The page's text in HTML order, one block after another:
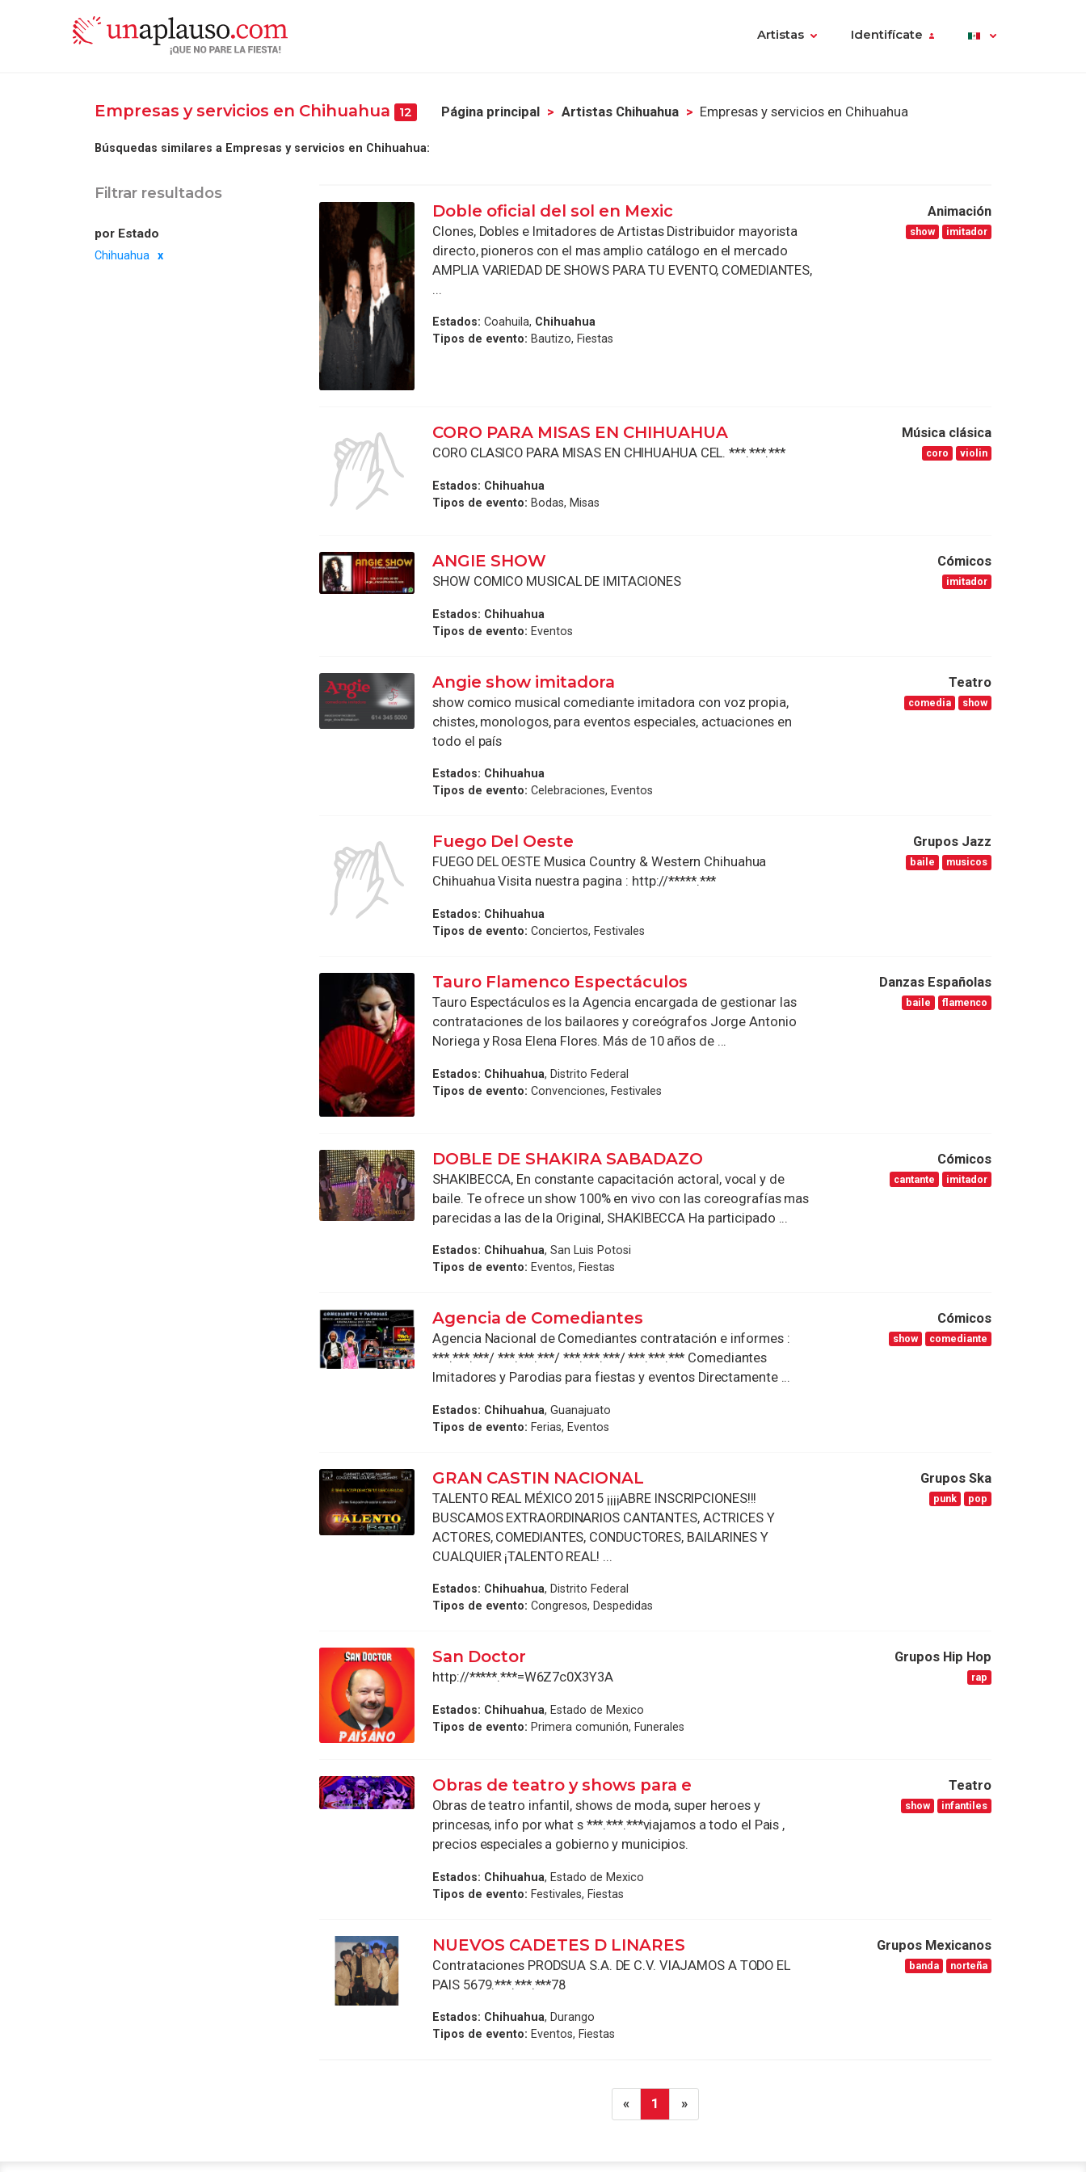
Artistas Identifícate
Empresas y servicios en Chihuahua 12 Página principal Artistas Chihuahua Empresas y servicios en Chihuahua
Búsquedas similares a Empresas y servicios en Chihuahua:
Filtrar resultados
por Estado
Chihuahua
Doble oficial del sol en Mexic
Clones, Dobles e Imitadores de Artistas Distribuidor mayorista
directo, pioneros con el mas amplio catálogo en el mercado
AMPLIA VARIEDAD DE SHOWS PARA TU EVENTO, COMEDIANTES,
...
Estados: Coahuila, Chihuahua
Tipos de evento: Bautizo, Fiestas
Animación
show imitador
CORO PARA MISAS EN CHIHUAHUA
CORO CLASICO PARA MISAS EN CHIHUAHUA CEL. ***.***.***
Estados: Chihuahua
Tipos de evento: Bodas, Misas
Música clásica
coro violin
ANGIE SHOW
SHOW COMICO MUSICAL DE IMITACIONES
Estados: Chihuahua
Tipos de evento: Eventos
Cómicos
imitador
Angie show imitadora
show comico musical comediante imitadora con voz propia,
chistes, monologos, para eventos especiales, actuaciones en
todo el país
Estados: Chihuahua
Tipos de evento: Celebraciones, Eventos
Teatro
comedia show
Fuego Del Oeste
FUEGO DEL OESTE Musica Country & Western Chihuahua
Chihuahua Visita nuestra pagina : http://*****.***
Estados: Chihuahua
Tipos de evento: Conciertos, Festivales
Grupos Jazz
baile musicos
Tauro Flamenco Espectáculos
Tauro Espectáculos es la Agencia encargada de gestionar las
contrataciones de los bailaores y coreógrafos Jorge Antonio
Noriega y Rosa Elena Flores. Más de 10 años de ...
Estados: Chihuahua, Distrito Federal
Tipos de evento: Convenciones, Festivales
Danzas Españolas
baile flamenco
DOBLE DE SHAKIRA SABADAZO
SHAKIBECCA, En constante capacitación actoral, vocal y de
baile. Te ofrece un show 100% en vivo con las coreografías mas
parecidas a las de la Original, SHAKIBECCA Ha participado ...
Estados: Chihuahua, San Luis Potosi
Tipos de evento: Eventos, Fiestas
Cómicos
cantante imitador
Agencia de Comediantes
Agencia Nacional de Comediantes contratación e informes :
***.***.***/ ***.***.***/ ***.***.***/ ***.***.*** Comediantes
Imitadores y Parodias para fiestas y eventos Directamente ...
Estados: Chihuahua, Guanajuato
Tipos de evento: Ferias, Eventos
Cómicos
show comediante
GRAN CASTIN NACIONAL
TALENTO REAL MÉXICO 2015 ¡¡¡¡ABRE INSCRIPCIONES!!!
BUSCAMOS EXTRAORDINARIOS CANTANTES, ACTRICES Y
ACTORES, COMEDIANTES, CONDUCTORES, BAILARINES Y
CUALQUIER ¡TALENTO REAL! ...
Estados: Chihuahua, Distrito Federal
Tipos de evento: Congresos, Despedidas
Grupos Ska
punk pop
San Doctor
http://*****.***=W6Z7c0X3Y3A
Estados: Chihuahua, Estado de Mexico
Tipos de evento: Primera comunión, Funerales
Grupos Hip Hop
rap
Obras de teatro y shows para e
Obras de teatro infantil, shows de moda, super heroes y
princesas, info por what s ***.***.***viajamos a todo el Pais ,
precios especiales a gobierno y municipios.
Estados: Chihuahua, Estado de Mexico
Tipos de evento: Festivales, Fiestas
Teatro
show infantiles
NUEVOS CADETES D LINARES
Contrataciones PRODSUA S.A. DE C.V. VIAJAMOS A TODO EL
PAIS 5679.***.***.***78
Estados: Chihuahua, Durango
Tipos de evento: Eventos, Fiestas
Grupos Mexicanos
banda norteña
« 1 »